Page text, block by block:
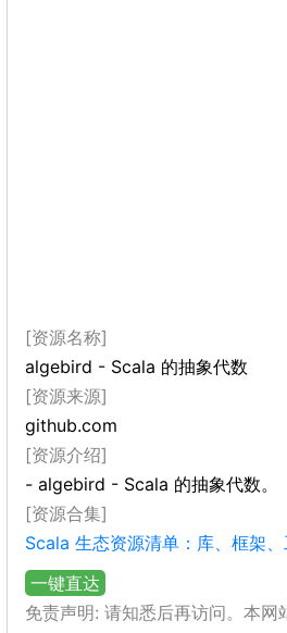
[资源名称]
algebird - Scala 的抽象代数
[资源来源]
github.com
[资源介绍]
- algebird - Scala 的抽象代数。
[资源合集]
Scala 生态资源清单：库、框架
一键直达
免责声明: 请知悉后再访问。本网